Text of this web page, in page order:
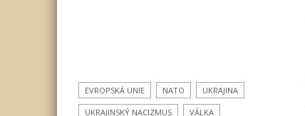
EVROPSKÁ UNIE NATO UKRAJINA
UKRAJINSKÝ NACIZMUS VÁLKA